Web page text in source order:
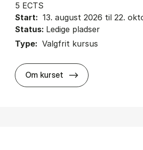
5 ECTS
Start: 13. august 2026 til 22.
Status: Ledige pladser
Type: Valgfrit kursus
Om kurset about